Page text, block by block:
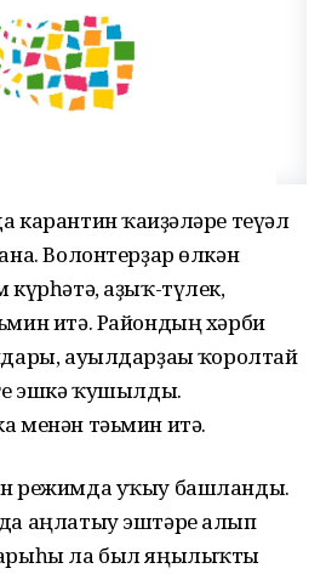
карантин ҡағиҙәләре теүәл
Волонтерҙар өлкән
күрһәтә, аҙыҡ-түлек,
итә. Райондың хәрби
ауылдарҙағы ҡоролтай
эшкә ҡушылды.
менән тәьмин итә.
режимда уҡыу башланды.
аңлатыу эштәре алып
ла был яңылыҡты